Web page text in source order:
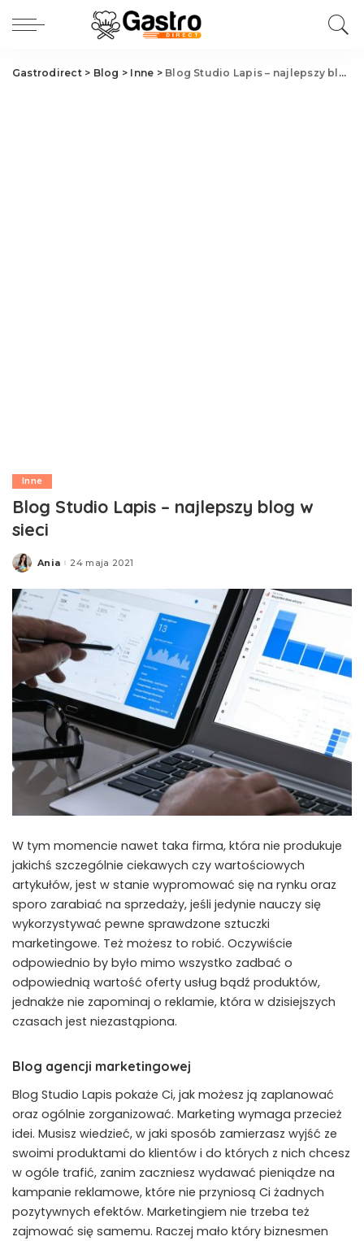
Gastrodirect> Blog > Inne > Blog Studio Lapis – najlepszy blog w sieci
Inne
Blog Studio Lapis – najlepszy blog w
sieci
Posted
Ania 24 maja 2021
W tym momencie nawet taka firma, która nie produkuje
jakichś szczególnie ciekawych czy wartościowych
artykułów, jest w stanie wypromować się na rynku oraz
sporo zarabiać na sprzedaży, jeśli jedynie nauczy się
wykorzystywać pewne sprawdzone sztuczki
marketingowe. Też możesz to robić. Oczywiście
odpowiednio by było mimo wszystko zadbać o
odpowiednią wartość oferty usług bądź produktów,
jednakże nie zapominaj o reklamie, która w dzisiejszych
czasach jest niezastąpiona.
Blog agencji marketingowej
Blog Studio Lapis pokaże Ci, jak możesz ją zaplanować
oraz ogólnie zorganizować. Marketing wymaga przecież
idei. Musisz wiedzieć, w jaki sposób zamierzasz wyjść ze
swoimi produktami do klientów i do których z nich chcesz
w ogóle trafić, zanim zaczniesz wydawać pieniądze na
kampanie reklamowe, które nie przyniosą Ci żadnych
pozytywnych efektów. Marketingiem nie trzeba też
zajmować się samemu. Raczej mało który biznesmen